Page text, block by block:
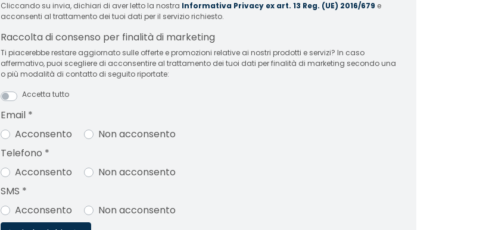
Cliccando su invia, dichiari di aver letto la nostra Informativa Privacy ex art. 13 Reg. (UE) 2016/679 e
acconsenti al trattamento dei tuoi dati per il servizio richiesto.
Raccolta di consenso per finalità di marketing
Ti piacerebbe restare aggiornato sulle offerte e promozioni relative ai nostri prodotti e servizi? In caso
affermativo, puoi scegliere di acconsentire al trattamento dei tuoi dati per finalità di marketing secondo una
o più modalità di contatto di seguito riportate:
Accetta tutto
Email *
Acconsento
Non acconsento
Telefono *
Acconsento
Non acconsento
SMS *
Acconsento
Non acconsento